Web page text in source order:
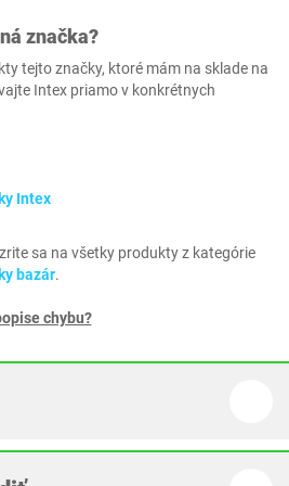
značka?
tejto značky, ktoré mám na sklade na
Intex priamo v konkrétnych
Intex
sa na všetky produkty z kategórie
bazár.
chybu?